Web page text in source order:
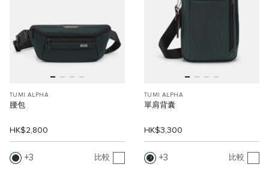
TUMI ALPHA
腰包
HK$2,800
3 比較
TUMI ALPHA
單肩背囊
HK$3,300
3 比較